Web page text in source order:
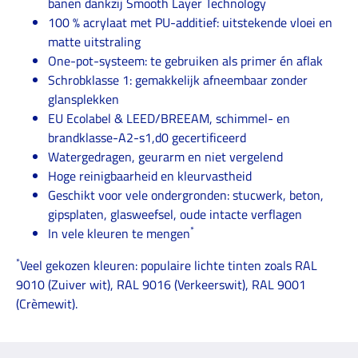
100 % acrylaat met PU-additief: uitstekende vloei en
matte uitstraling
One-pot-systeem: te gebruiken als primer én aflak
Schrobklasse 1: gemakkelijk afneembaar zonder
glansplekken
EU Ecolabel & LEED/BREEAM, schimmel- en
brandklasse-A2-s1,d0 gecertificeerd
Watergedragen, geurarm en niet vergelend
Hoge reinigbaarheid en kleurvastheid
Geschikt voor vele ondergronden: stucwerk, beton,
gipsplaten, glasweefsel, oude intacte verflagen
In vele kleuren te mengen*
*Veel gekozen kleuren: populaire lichte tinten zoals RAL
9010 (Zuiver wit), RAL 9016 (Verkeerswit), RAL 9001
(Crèmewit).